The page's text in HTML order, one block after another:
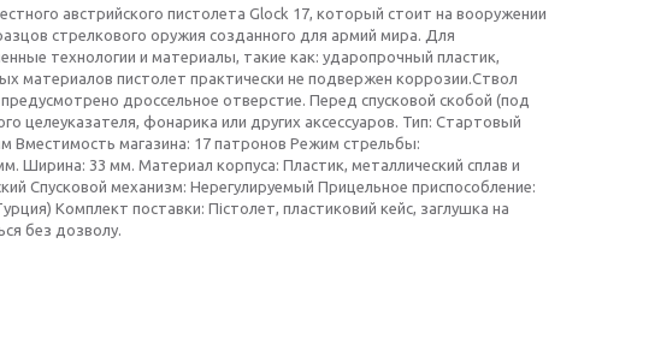
австрийского пистолета Glock 17, который стоит на вооружении
стрелкового оружия созданного для армий мира. Для
технологии и материалы, такие как: ударопрочный пластик,
материалов пистолет практически не подвержен коррозии.Ствол
дроссельное отверстие. Перед спусковой скобой (под
целеуказателя, фонарика или других аксессуаров. Тип: Стартовый
Вместимость магазина: 17 патронов Режим стрельбы:
Ширина: 33 мм. Материал корпуса: Пластик, металлический сплав и
Спусковой механизм: Нерегулируемый Прицельное приспособление:
Комплект поставки: Пістолет, пластиковий кейс, заглушка на
без дозволу.